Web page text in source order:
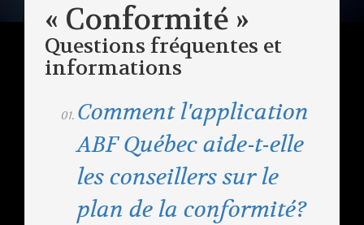
« Conformité »
Questions fréquentes et
informations
Comment l'application
ABF Québec aide-t-elle
les conseillers sur le
plan de la conformité?